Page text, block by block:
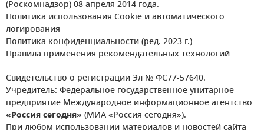
(Роскомнадзор) 08 апреля 2014 года.
Политика использования Cookie и автоматического
логирования
Политика конфиденциальности (ред. 2023 г.)
Правила применения рекомендательных технологий
Свидетельство о регистрации Эл № ФС77-57640.
Учредитель: Федеральное государственное унитарное
предприятие Международное информационное агентство
«Россия сегодня» (МИА «Россия сегодня»).